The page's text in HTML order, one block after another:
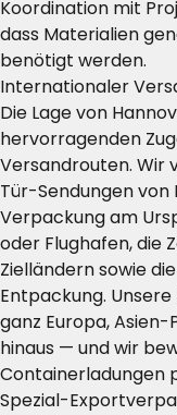
Koordination mit
dass Materialien
benötigt werden.
Internationaler
Die Lage von
hervorragenden
Versandrouten. Wir
Tür-Sendungen von
Verpackung am
oder Flughafen, die
Zielländern sowie
Entpackung.
ganz Europa,
hinaus — und wir
Containerladungen
Spezial-